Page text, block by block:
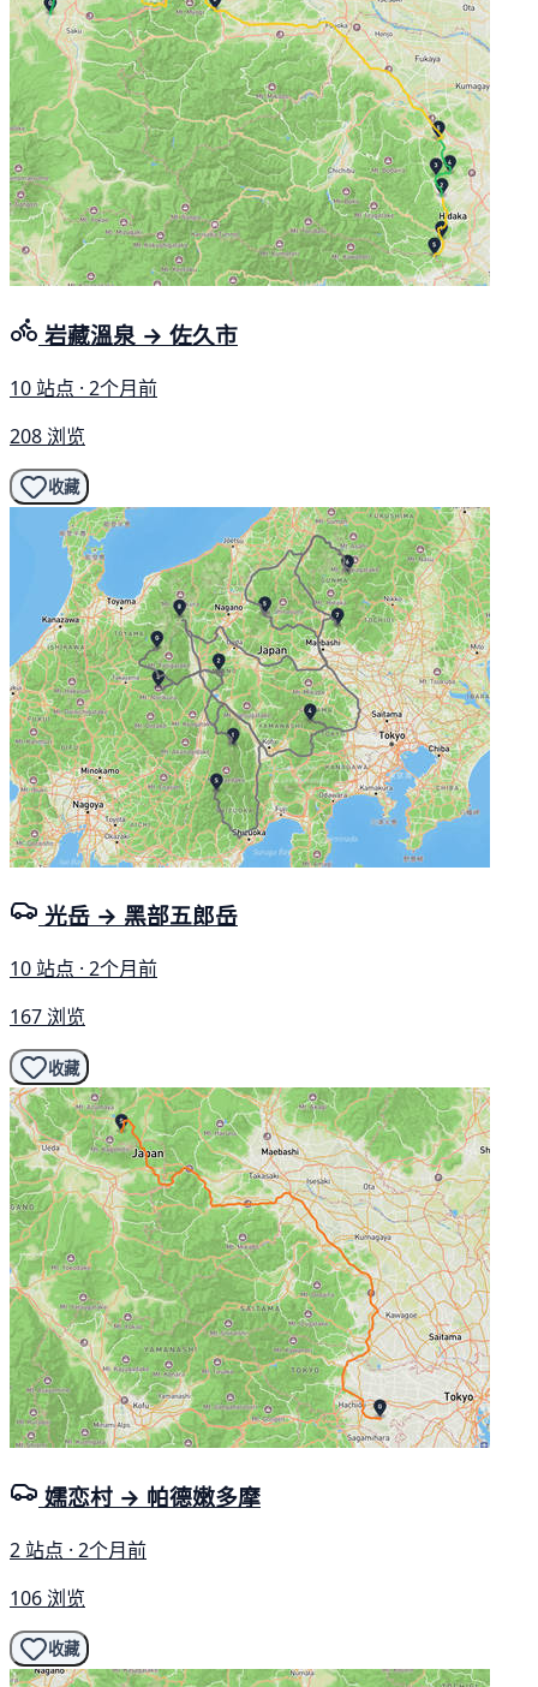
岩藏溫泉 → 佐久市
10 站点 · 2个月前
208 浏览
收藏
光岳 → 黑部五郎岳
10 站点 · 2个月前
167 浏览
收藏
嬬恋村 → 帕德嫩多摩
2 站点 · 2个月前
106 浏览
收藏